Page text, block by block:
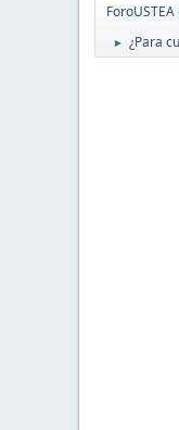
► ¿Para